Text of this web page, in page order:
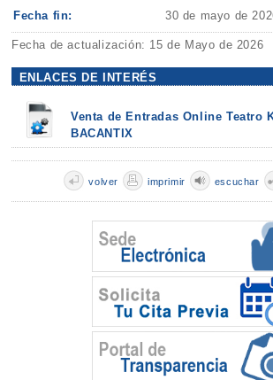
Fecha fin: 30 de mayo de
Fecha de actualización: 15 de Mayo de 2026
ENLACES DE INTERÉS
Venta de Entradas Online Teatro
BACANTIX
escuchar
imprimir
volver